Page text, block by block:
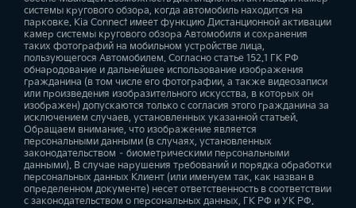
системы кругового обзора, когда автомобиль находится на
парковке. Kia Connect имеет функцию Дистанционной активации
камер системы кругового обзора Автомобиля и сохранения
таких фотографий на мобильном устройстве лица,
пользующегося Автомобилем. Согласно статье 152.1 ГК РФ
обнародование и дальнейшее использование изображения
гражданина (в том числе его фотографии, а также видеозаписи
или произведения изобразительного искусства, в которых он
изображен) допускаются только с согласия этого гражданина за
исключением случаев, установленных указанной статьей.
Обращаем внимание, что изображение является
персональными данными (в случаях, установленных
законодательством – биометрическими персональными
данными). В случае нарушения требований и порядка обработки
персональных данных Клиент (или именуем так, как назван в
определенном документе) несет ответственность в соответствии
с законодательством о персональных данных, ГК РФ и УК РФ.